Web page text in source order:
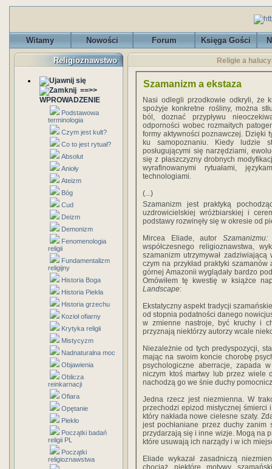
Witamy Nowości Forum Księga Gości
Religioznawstwo
==>>
WPROWADZENIE
Podstawowa
terminologia
Czym jest kult?
Co to jest rytuał?
Absolut
Anioły
Ateizm
Bóg
Cud
Deizm
Demonizm
Fenomenologia
religii
Fundamentalizm
religijny
Historia Boga
Historia Piekła
Historia grzechu
Kozioł ofiarny
Krytyka religii
Mistycyzm
Nadnaturalna moc
Objawienia
Oblicza
reinkarnacji
Ofiara
Opętanie
Piekło
Początki badań
religii PL
Początki
religioznawstwa
Religie a
Szamanizm a ekstaza
Nasi odlegli przodkowie odkryli, że
spożyje konkretne rośliny, można
ból, doznać przypływu
odporności wobec rozmaitych
formy aktywności poznawczej. Dzięki
ku samopoznaniu. Kiedy ludzie
posługującymi się narzędziami,
się z płaszczyzny drobnych
wyrafinowanymi rytuałami,
technologiami.
(...)
Szamanizm jest praktyką
uzdrowicielskiej wróżbiarskiej i
podstawy rozwinęły się w okresie od
Mircea Eliade, autor
współczesnego religioznawstwa,
szamanizm utrzymywał
czym na przykład praktyki
górnej Amazonii wyglądały bardzo
Omówiłem tę kwestię w książce
Landscape:
Ekstatyczny aspekt tradycji
od stopnia podatności danego
w zmienne nastroje, być kruchy i
przyznają niektórzy autorzy wcale
Niezależnie od tych predyspozycji,
mając na swoim koncie chorobę
psychologiczne aberracje, zapada
niczym ktoś martwy lub przez wiele
nachodzą go we śnie duchy
Jedna rzecz jest niezmienna. W
przechodzi epizod mistycznej
który nakłada nowe cielesne szaty.
jest pochłaniane przez duchy zanim
przydarzają się i inne wizje. Mogą na
które usuwają ich narządy i w ich
Eliade wykazał zasadniczą
chociaż niektóre motywy